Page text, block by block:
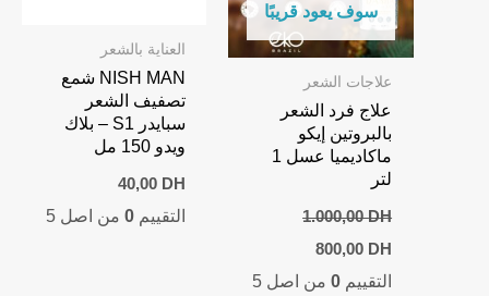
سوف يعود قريبًا
علاجات الشعر
علاج فرد الشعر
بالبروتين إيكو
ماكاديميا عسل 1
لتر
1.000,00DH
Original
was:
800,00 DH
Current
is:
التقييم 0من اصل 5
العناية بالشعر
NISH MAN شمع
تصفيف الشعر
سبايدر S1 – بلاك
ويدو 150 مل
40,00 DH
التقييم0 من اصل 5